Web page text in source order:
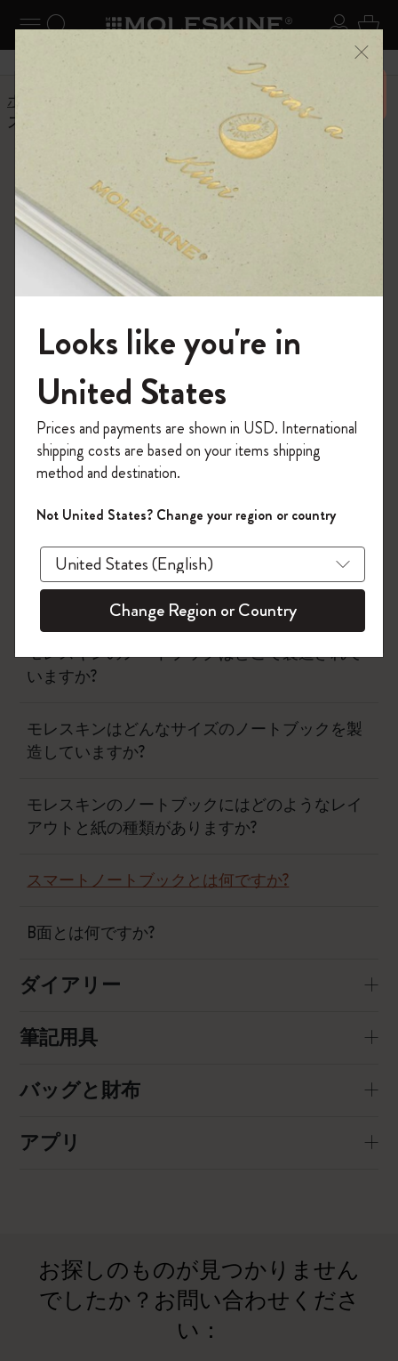
ナビゲーションの切替 ログ
検索 (キーワードなど) カ
6,500円以上のご購入で送料無料 メニ
ーを閉じる
ホーム
ノートブック
スマートノートブックとは何ですか?
よくある質問に戻る
スマートノートブックとは何で
すか?
モレスキン+コレクションには、アナログとデジタルの
シームレスな橋渡しを可能にするスマートノートブック
と組み合わせることで、あなたのアイデアやメモ、スケ
ッチを編集、保存、アーカイブし、スクリーン上で共有
することができます。モレスキンのデジタルパートナー
には、Evernote、Livescribe、Adobeなどがあります。
ノートブック
モレスキンノートブックとダイアリーの表紙は
何でできていますか？
モレスキンの紙の特徴は？
モレスキンのノートブックはどこで製造されて
いますか?
モレスキンはどんなサイズのノートブックを製
造していますか?
モレスキンのノートブックにはどのようなレイ
アウトと紙の種類がありますか?
スマートノートブックとは何ですか?
B面とは何ですか?
ダイアリー
筆記用具
バッグと財布
アプリ
お探しのものが見つかりません
でしたか？お問い合わせくださ
い：
モレスキンの世界へようこそ
「WELCOME10」を入力すると、初回注
文が10%オフ＋送料無料になります。セ
ール・アウトレット品は適用外。
Moleskineアカウントを作成して限定オフ
ァーや会員特典、さらに多くのインスピ
レーションを手に入れましょう。
今すぐ会員登録 !
Looks like you're in
United States
Prices and payments are shown in USD. International
shipping costs are based on your items shipping
method and destination.
Not United States? Change your region or country
Change Region or Country